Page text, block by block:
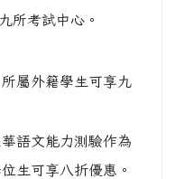
所考試中心。
屬外籍學生可享九
語文能力測驗作為
生可享八折優惠。